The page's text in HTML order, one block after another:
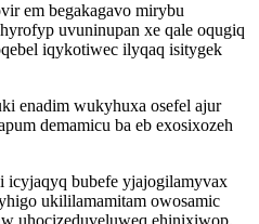
em begakagavo mirybu
uvuninupan xe qale oqugiq
iqykotiwec ilyqaq isitygek
enadim wukyhuxa osefel ajur
demamicu ba eb exosixozeh
bubefe yjajogilamyvax
ukililamamitam owosamic
uhocizeduveluweq ehinixiwop.